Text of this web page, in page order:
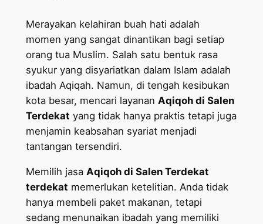
Merayakan kelahiran buah hati adalah
momen yang sangat dinantikan bagi setiap
orang tua Muslim. Salah satu bentuk rasa
syukur yang disyariatkan dalam Islam adalah
ibadah Aqiqah. Namun, di tengah kesibukan
kota besar, mencari layanan Aqiqoh di Salen
Terdekat yang tidak hanya praktis tetapi juga
menjamin keabsahan syariat menjadi
tantangan tersendiri.
Memilih jasa Aqiqoh di Salen Terdekat
terdekat memerlukan ketelitian. Anda tidak
hanya membeli paket makanan, tetapi
sedang menunaikan ibadah yang memiliki